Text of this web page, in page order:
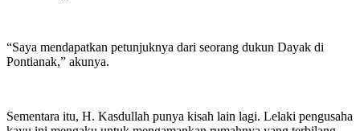
“Saya mendapatkan petunjuknya dari seorang dukun Dayak di
Pontianak,” akunya.
Sementara itu, H. Kasdullah punya kisah lain lagi. Lelaki pengusaha